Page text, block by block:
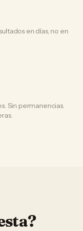
en días, no en
Sin permanencias.